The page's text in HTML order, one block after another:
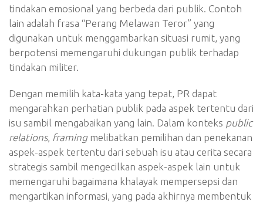
tindakan emosional yang berbeda dari publik. Contoh
lain adalah frasa “Perang Melawan Teror” yang
digunakan untuk menggambarkan situasi rumit, yang
berpotensi memengaruhi dukungan publik terhadap
tindakan militer.
Dengan memilih kata-kata yang tepat, PR dapat
mengarahkan perhatian publik pada aspek tertentu dari
isu sambil mengabaikan yang lain. Dalam konteks public
relations, framingmelibatkan pemilihan dan penekanan
aspek-aspek tertentu dari sebuah isu atau cerita secara
strategis sambil mengecilkan aspek-aspek lain untuk
memengaruhi bagaimana khalayak mempersepsi dan
mengartikan informasi, yang pada akhirnya membentuk